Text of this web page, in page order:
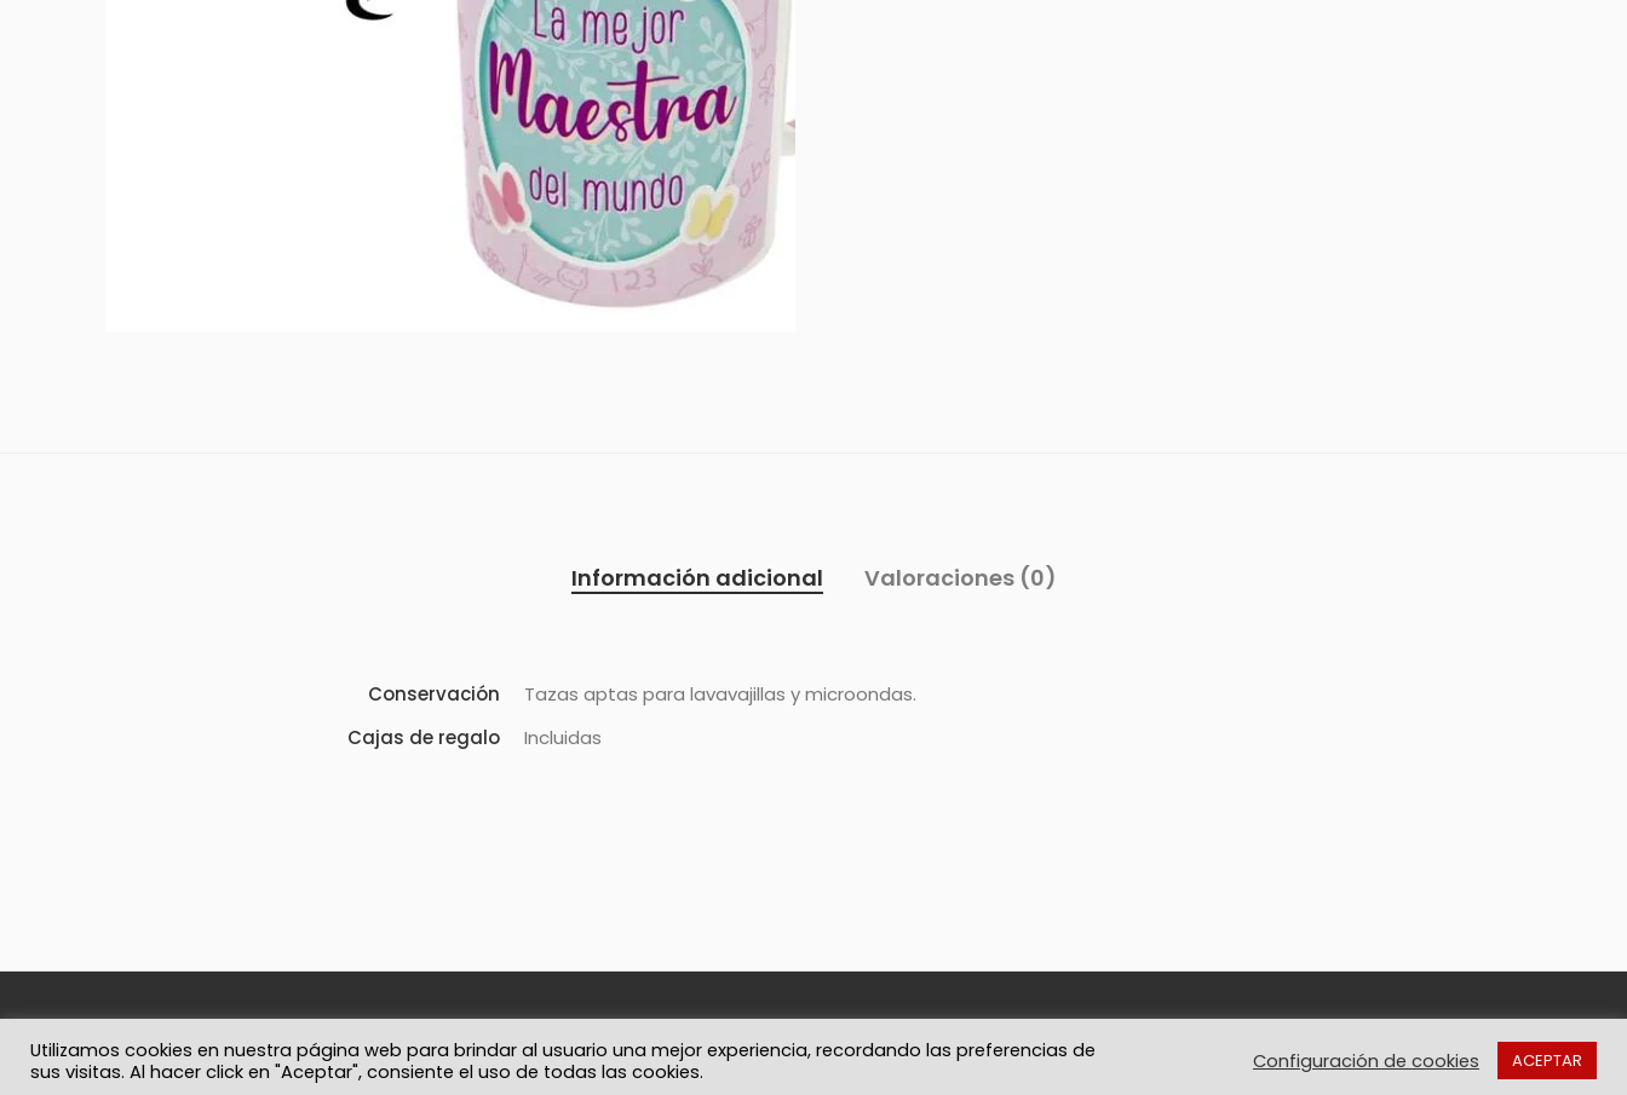
Información adicional Valoraciones (0)
Conservación
Tazas aptas para lavavajillas y microondas.
Cajas de regalo
Incluidas
© 2026 Solo Recuerdos Política de privacidad Términos y Condiciones Contacto
Utilizamos cookies en nuestra página web para brindar al usuario una mejor experiencia, recordando las preferencias de
sus visitas. Al hacer click en "Aceptar", consiente el uso de todas las cookies.
Configuración de cookies ACEPTAR